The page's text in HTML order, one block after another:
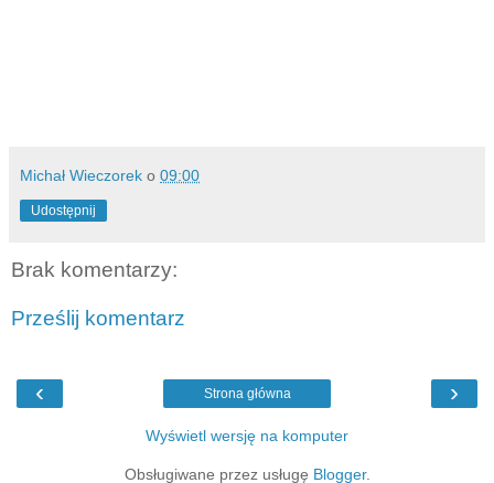
Michał Wieczorek o 09:00
Udostępnij
Brak komentarzy:
Prześlij komentarz
‹ ›
Strona główna
Wyświetl wersję na komputer
Obsługiwane przez usługę Blogger.